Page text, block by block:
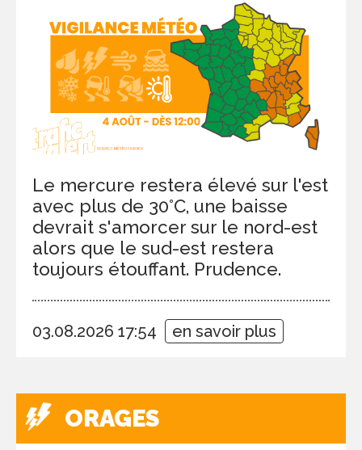
Le mercure restera élevé sur l'est
avec plus de 30°C, une baisse
devrait s'amorcer sur le nord-est
alors que le sud-est restera
toujours étouffant. Prudence.
03.08.2026 17:54 en savoir plus
ORAGES